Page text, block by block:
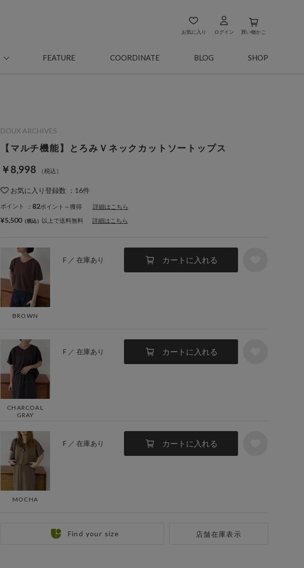
お気に入り ログイン 買い物かご
FEATURE COORDINATE BLOG SHOP
【マルチ機能】とろみＶネックカットソートップス
￥8,998
お気に入り登録数 ： 16件
ポイント ： 82ポイント～獲得 詳細はこちら
BROWN
F ／ 在庫あり カートに入れる
CHARCOAL
GRAY
F ／ 在庫あり カートに入れる
MOCHA
F ／ 在庫あり カートに入れる
店舗在庫表示
DOUX ARCHIVES
¥5,500 以上で送料無料 詳細はこちら
Find your size